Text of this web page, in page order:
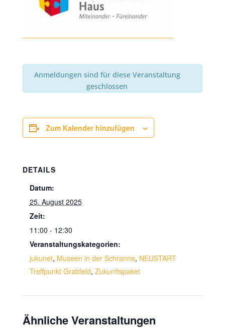
Anmeldungen sind für diese Veranstaltung
geschlossen
Zum Kalender hinzufügen
DETAILS
Datum:
25. August 2025
Zeit:
11:00 - 12:30
Veranstaltungskategorien:
jukunet, Museen in der Schranne, NEUSTART
Treffpunkt Grabfeld, Zukunftspaket
Ähnliche Veranstaltungen